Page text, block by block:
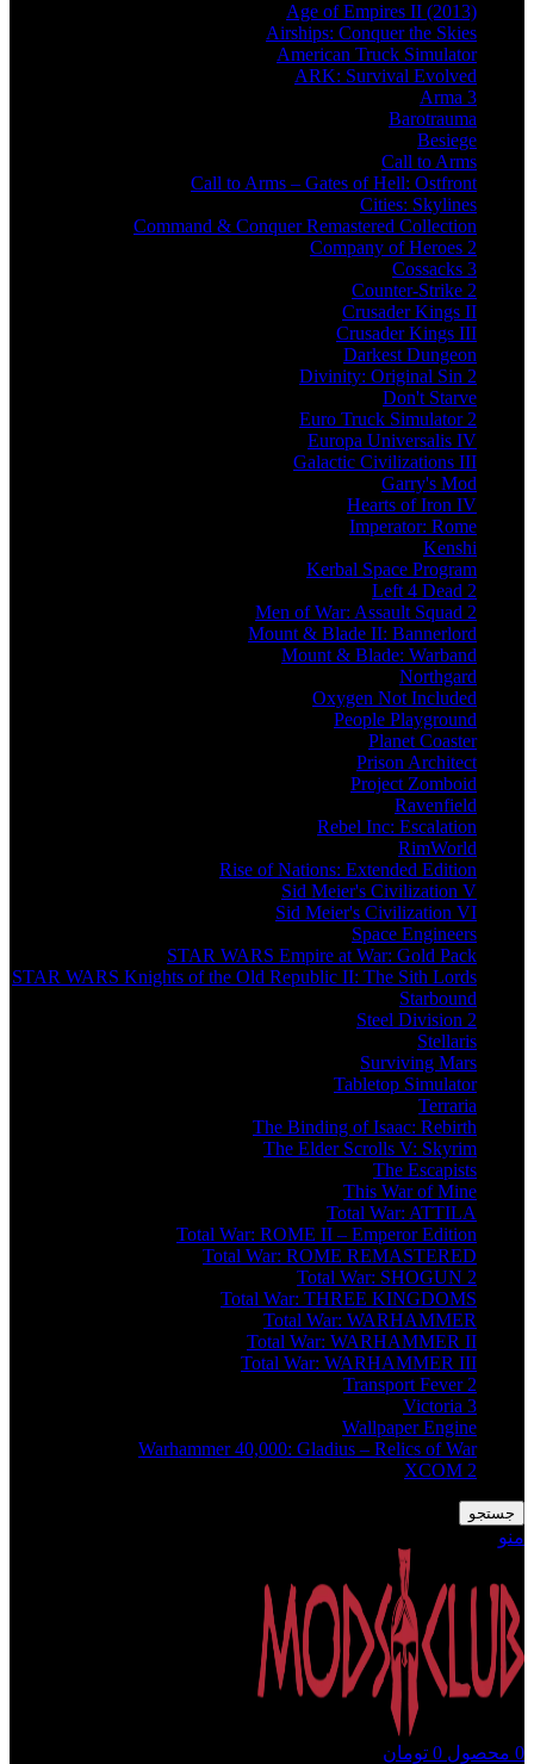
Age of Empires II (2013)
Airships: Conquer the Skies
American Truck Simulator
ARK: Survival Evolved
Arma 3
Barotrauma
Besiege
Call to Arms
Call to Arms – Gates of Hell: Ostfront
Cities: Skylines
Command & Conquer Remastered Collection
Company of Heroes 2
Cossacks 3
Counter-Strike 2
Crusader Kings II
Crusader Kings III
Darkest Dungeon
Divinity: Original Sin 2
Don't Starve
Euro Truck Simulator 2
Europa Universalis IV
Galactic Civilizations III
Garry's Mod
Hearts of Iron IV
Imperator: Rome
Kenshi
Kerbal Space Program
Left 4 Dead 2
Men of War: Assault Squad 2
Mount & Blade II: Bannerlord
Mount & Blade: Warband
Northgard
Oxygen Not Included
People Playground
Planet Coaster
Prison Architect
Project Zomboid
Ravenfield
Rebel Inc: Escalation
RimWorld
Rise of Nations: Extended Edition
Sid Meier's Civilization V
Sid Meier's Civilization VI
Space Engineers
STAR WARS Empire at War: Gold Pack
STAR WARS Knights of the Old Republic II: The Sith Lords
Starbound
Steel Division 2
Stellaris
Surviving Mars
Tabletop Simulator
Terraria
The Binding of Isaac: Rebirth
The Elder Scrolls V: Skyrim
The Escapists
This War of Mine
Total War: ATTILA
Total War: ROME II – Emperor Edition
Total War: ROME REMASTERED
Total War: SHOGUN 2
Total War: THREE KINGDOMS
Total War: WARHAMMER
Total War: WARHAMMER II
Total War: WARHAMMER III
Transport Fever 2
Victoria 3
Wallpaper Engine
Warhammer 40,000: Gladius – Relics of War
XCOM 2
جستجو
منو
0 محصول 0 تومان